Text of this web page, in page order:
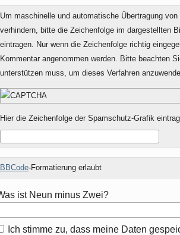
Um maschinelle und automatische Übertragung
verhindern, bitte die Zeichenfolge im dargestellten
eintragen. Nur wenn die Zeichenfolge richtig
Kommentar angenommen werden. Bitte beachten
unterstützen muss, um dieses Verfahren
Hier die Zeichenfolge der Spamschutz-Grafik
BBCode-Formatierung erlaubt
ist Neun minus Zwei?
Ich stimme zu, dass meine Daten